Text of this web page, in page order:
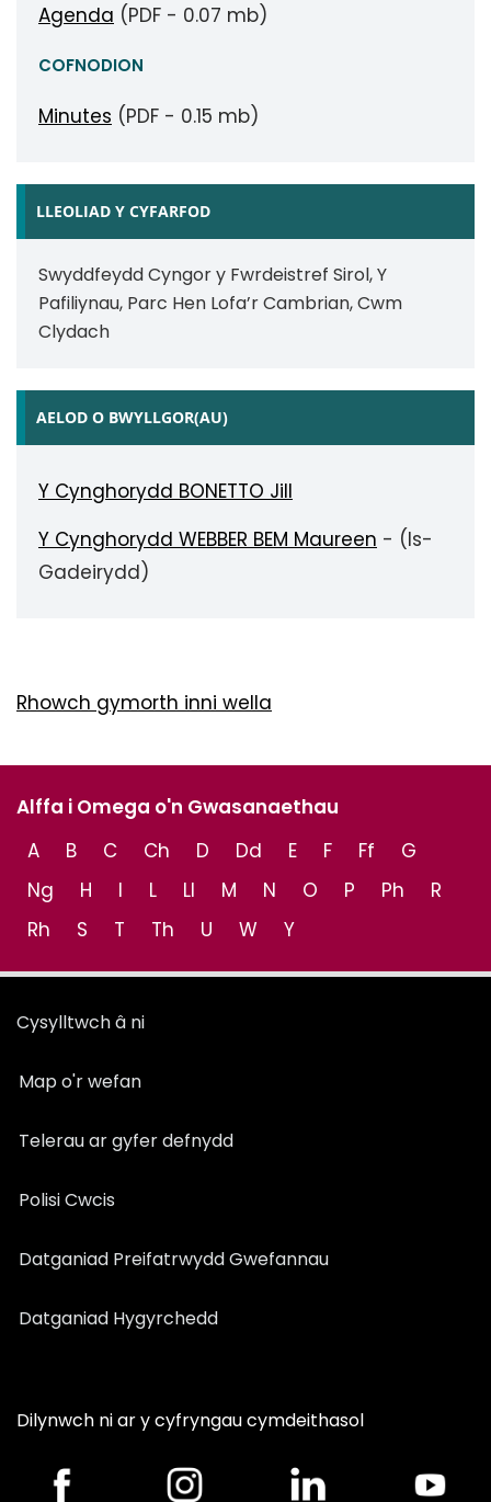
Agenda (PDF - 0.07 mb)
COFNODION
Minutes (PDF - 0.15 mb)
LLEOLIAD Y CYFARFOD
Swyddfeydd Cyngor y Fwrdeistref Sirol, Y
Pafiliynau, Parc Hen Lofa’r Cambrian, Cwm
Clydach
AELOD O BWYLLGOR(AU)
Y Cynghorydd BONETTO Jill
Y Cynghorydd WEBBER BEM Maureen - (Is-
Gadeirydd)
Rhowch gymorth inni wella
Alffa i Omega o'n Gwasanaethau
A
B C Ch D Dd E F Ff
G
Ng
H I L Ll M N O P Ph
R
Rh
S T Th U W Y
Cysylltwch â ni
Map o'r wefan
Telerau ar gyfer defnydd
Polisi Cwcis
Datganiad Preifatrwydd Gwefannau
Datganiad Hygyrchedd
Dilynwch ni ar y cyfryngau cymdeithasol